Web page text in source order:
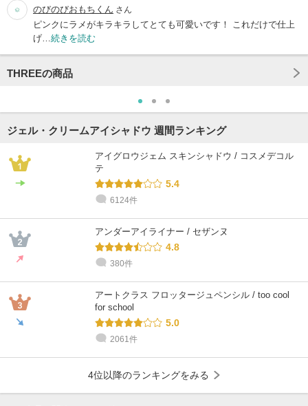
のびのびおもちくん さん
ピンクにラメがキラキラしてとても可愛いです！ これだけで仕上
げ… 続きを読む
THREEの商品
ジェル・クリームアイシャドウ 週間ランキング
アイグロウジェム スキンシャドウ / コスメデコル
テ
5.4
6124件
アンダーアイライナー / セザンヌ
4.8
380件
アートクラス フロッタージュペンシル / too cool
for school
5.0
2061件
4位以降のランキングをみる